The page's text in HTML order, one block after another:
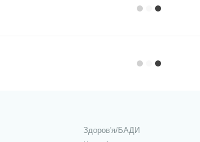
Здоров'я/БАДИ